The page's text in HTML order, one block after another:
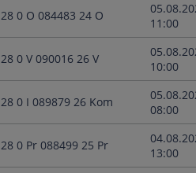
28 0 O 084483 24 O
11:00
28 0 V 090016 26 V
10:00
28 0 I 089879 26 Kom
08:00
28 0 Pr 088499 25 Pr
13:00